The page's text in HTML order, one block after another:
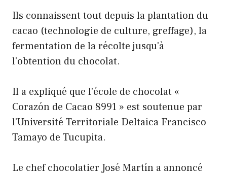
Ils connaissent tout depuis la plantation du
cacao (technologie de culture, greffage), la
fermentation de la récolte jusqu'à
l'obtention du chocolat.
Il a expliqué que l'école de chocolat «
Corazón de Cacao 8991 » est soutenue par
l'Université Territoriale Deltaica Francisco
Tamayo de Tucupita.
Le chef chocolatier José Martín a annoncé